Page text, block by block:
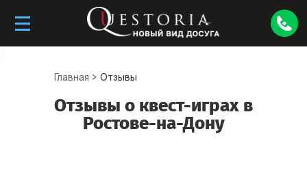
Главная > Отзывы
Отзывы о квест-играх в
Ростове-на-Дону